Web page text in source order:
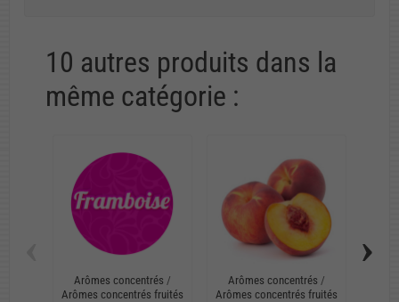
10 autres produits dans la
même catégorie :
Arômes concentrés /
Arômes concentrés fruités
Arômes concentrés /
Arômes concentrés fruités
›